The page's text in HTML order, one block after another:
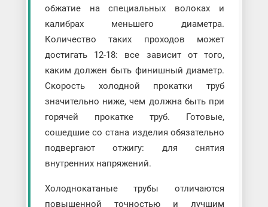
обжатие на специальных волоках и
калибрах меньшего диаметра.
Количество таких проходов может
достигать 12-18: все зависит от того,
каким должен быть финишный диаметр.
Скорость холодной прокатки труб
значительно ниже, чем должна быть при
горячей прокатке труб. Готовые,
сошедшие со стана изделия обязательно
подвергают отжигу: для снятия
внутренних напряжений.
Холоднокатаные трубы отличаются
повышенной точностью и лучшим